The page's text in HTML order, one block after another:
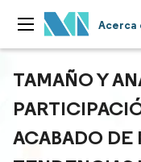
Acerca
TAMAÑO Y
ACABADO DE